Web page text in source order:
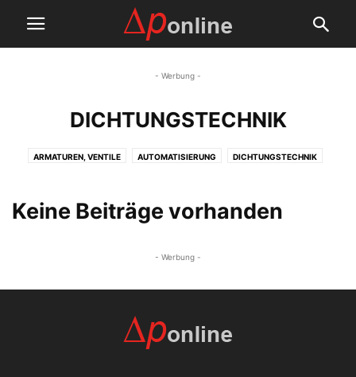
- Werbung -
DICHTUNGSTECHNIK
ARMATUREN, VENTILE AUTOMATISIERUNG DICHTUNGSTECHNIK
Keine Beiträge vorhanden
- Werbung -